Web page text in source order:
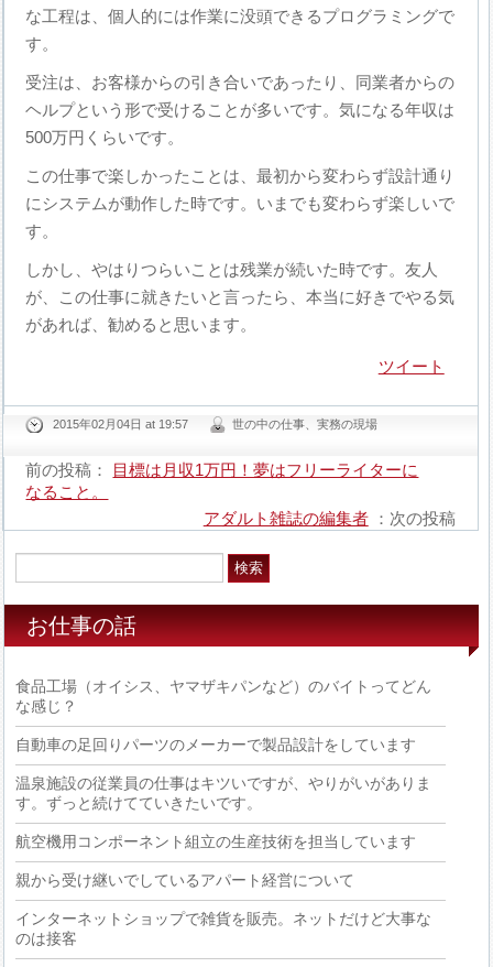
な工程は、個人的には作業に没頭できるプログラミングで
す。
受注は、お客様からの引き合いであったり、同業者からの
ヘルプという形で受けることが多いです。気になる年収は
500万円くらいです。
この仕事で楽しかったことは、最初から変わらず設計通り
にシステムが動作した時です。いまでも変わらず楽しいで
す。
しかし、やはりつらいことは残業が続いた時です。友人
が、この仕事に就きたいと言ったら、本当に好きでやる気
があれば、勧めると思います。
ツイート
2015年02月04日 at 19:57 世の中の仕事、実務の現場
前の投稿：
目標は月収1万円！夢はフリーライターに
なること。
アダルト雑誌の編集者：次の投稿
お仕事の話
食品工場（オイシス、ヤマザキパンなど）のバイトってどん
な感じ？
自動車の足回りパーツのメーカーで製品設計をしています
温泉施設の従業員の仕事はキツいですが、やりがいがありま
す。ずっと続けてていきたいです。
航空機用コンポーネント組立の生産技術を担当しています
親から受け継いでしているアパート経営について
インターネットショップで雑貨を販売。ネットだけど大事な
のは接客